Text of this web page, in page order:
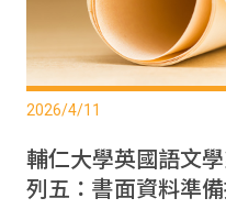
2026/4/11
輔仁大學英國語文
列五：書面資料準備